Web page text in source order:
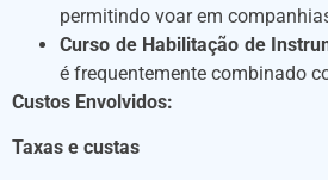
permitindo voar em
Curso de Habilitação de
é frequentemente combinado
Custos Envolvidos:
Taxas e custas